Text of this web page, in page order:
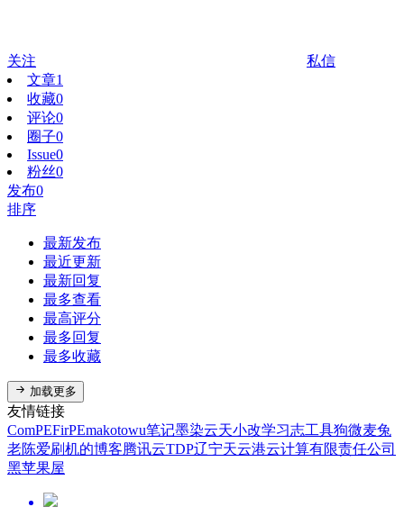
关注
私信
文章1
收藏0
评论0
圈子0
Issue0
粉丝0
发布0
排序
最新发布
最近更新
最新回复
最多查看
最高评分
最多回复
最多收藏
加载更多
友情链接
ComPEFirPEmakotowu笔记墨染云天小改学习志工具狗微麦兔
老陈爱刷机的博客腾讯云TDP辽宁天云港云计算有限责任公司
黑苹果屋